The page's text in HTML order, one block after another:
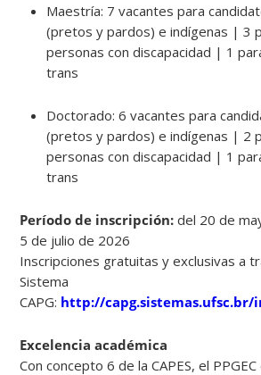
Maestría: 7 vacantes para
(pretos y pardos) e indígenas | 3
personas con discapacidad | 1
trans
Doctorado: 6 vacantes para
(pretos y pardos) e indígenas | 2
personas con discapacidad | 1
trans
Período de inscripción: del 20 de
5 de julio de 2026
Inscripciones gratuitas y exclusivas a
Sistema
CAPG: http://capg.sistemas.ufsc.br/
Excelencia académica
Con concepto 6 de la CAPES, el PPGEC